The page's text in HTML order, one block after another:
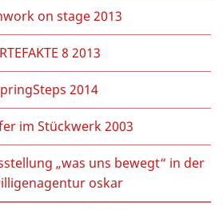
on stage 2013
8 2013
2014
im Stückwerk 2003
„was uns bewegt“ in der
oskar